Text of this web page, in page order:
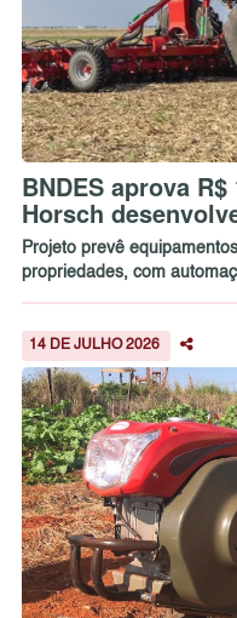
BNDES aprova
Horsch
Projeto prevê
propriedades, com
14 DE JULHO 2026